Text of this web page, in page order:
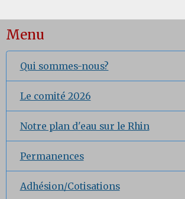
Menu
Qui sommes-nous?
Le comité 2026
Notre plan d'eau sur le Rhin
Permanences
Adhésion/Cotisations